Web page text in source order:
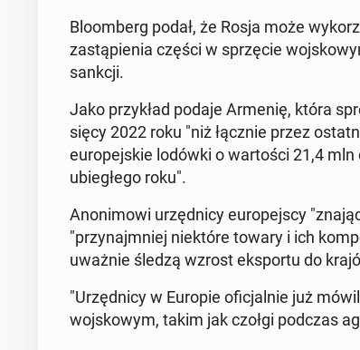
Blo­om­berg podał, że Rosja może
za­stą­pie­nia części w sprzę­cie
sankcji.
Jako przy­kład podaje Armenię, która
się­cy 2022 roku "niż łącznie przez
eu­ro­pej­skie lodówki o war­to­ści 21,4
ubie­głe­go roku".
Ano­ni­mo­wi urzęd­ni­cy eu­ro­pej­scy
"przy­naj­mniej nie­któ­re towary i ich
uważnie śledzą wzrost eks­por­tu do
"Urzęd­ni­cy w Europie ofi­cjal­nie już
woj­sko­wym, takim jak czołgi podczas